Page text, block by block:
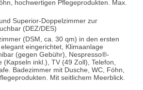
hochwertigen Pflegeprodukten. Max.
Superior-Doppelzimmer zur
(DEZ/DES)
(DSM, ca. 30 qm) in den ersten
eingerichtet, Klimaanlage
(gegen Gebühr), Nespresso®-
(Kapseln inkl.), TV (49 Zoll), Telefon,
Badezimmer mit Dusche, WC, Föhn,
Mit seitlichem Meerblick.